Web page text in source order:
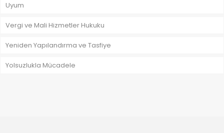
Uyum
Vergi ve Mali Hizmetler Hukuku
Yeniden Yapılandırma ve Tasfiye
Yolsuzlukla Mücadele